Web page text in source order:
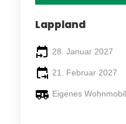
Lappland
28. Januar 2027
21. Februar 2027
Eigenes Wohnmobil